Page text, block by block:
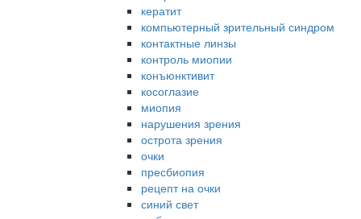
кератит
компьютерный зрительный синдром
контактные линзы
контроль миопии
конъюнктивит
косоглазие
миопия
нарушения зрения
острота зрения
очки
пресбиопия
рецепт на очки
синий свет